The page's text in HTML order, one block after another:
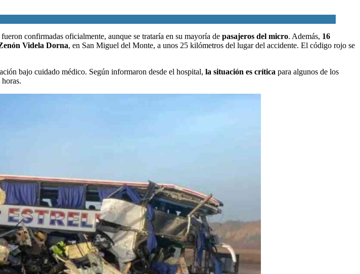
confirmadas oficialmente, aunque se trataría en su mayoría de pasajeros del micro. Además, 16
Videla Dorna, en San Miguel del Monte, a unos 25 kilómetros del lugar del accidente. El código rojo se
bajo cuidado médico. Según informaron desde el hospital, la situación es crítica para algunos de los